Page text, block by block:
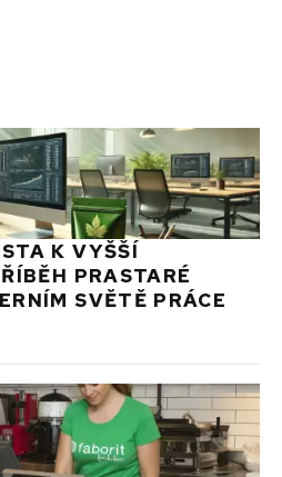
K VYŠŠÍ
PRASTARÉ
SVĚTĚ PRÁCE